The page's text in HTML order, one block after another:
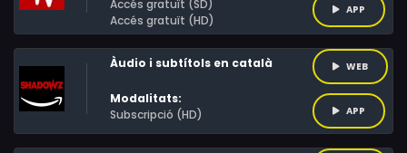
Accés gratuït (SD)
Accés gratuït (HD)
APP
Àudio i subtítols en català
Modalitats:
Subscripció (HD)
WEB
APP